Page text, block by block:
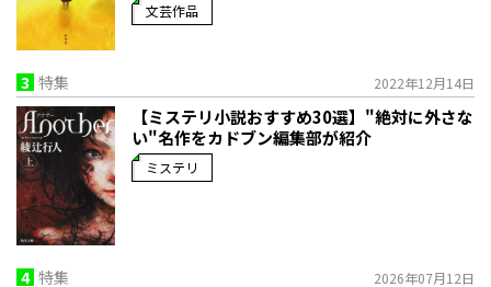
文芸作品
3 特集 2022年12月14日
【ミステリ小説おすすめ30選】"絶対に外さな
い"名作をカドブン編集部が紹介
ミステリ
4 特集 2026年07月12日